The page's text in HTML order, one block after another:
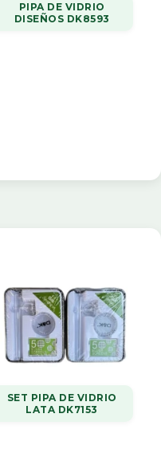
PIPA DE VIDRIO
DISEÑOS DK8593
SET PIPA DE VIDRIO
LATA DK7153